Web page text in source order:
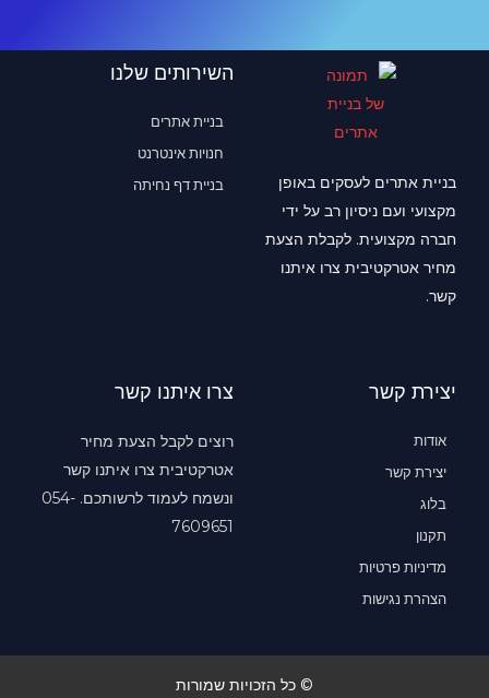
בניית אתרים לעסקים באופן
מקצועי ועם ניסיון רב על ידי
חברה מקצועית. לקבלת הצעת
מחיר אטרקטיבית צרו איתנו
קשר.
השירותים שלנו
בניית אתרים
חנויות אינטרנט
בניית דף נחיתה
יצירת קשר
אודות
יצירת קשר
בלוג
תקנון
מדיניות פרטיות
הצהרת נגישות
צרו איתנו קשר
רוצים לקבל הצעת מחיר
אטרקטיבית צרו איתנו קשר
ונשמח לעמוד לרשותכם. 054-
7609651
© כל הזכויות שמורות